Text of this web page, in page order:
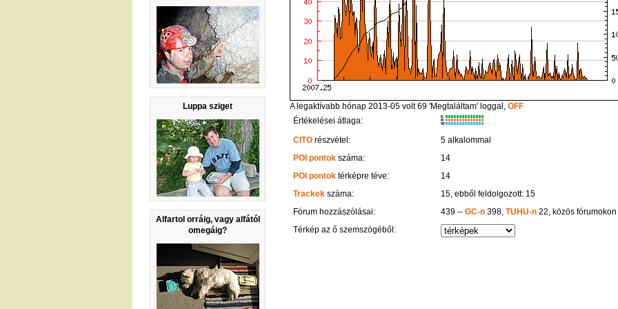
Luppa sziget
Alfartol orráig, vagy alfától
omegáig?
A legaktívabb hónap 2013-05 volt 69 'Megtaláltam' loggal,OFF
Értékelései átlaga:
K
R
W
CITO részvétel:
5 alkalommal
POI pontok száma:
14
POI pontok térképre téve:
14
Trackek száma:
15, ebből feldolgozott: 15
Fórum hozzászólásai:
439 -- GC-n398, TUHU-n22, közös fórumokon
Térkép az ő szemszögéből: